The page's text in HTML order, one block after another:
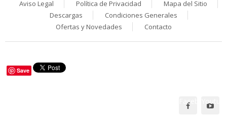
Aviso Legal Política de Privacidad
Mapa del Sitio
Descargas
Condiciones Generales
Ofertas y Novedades
Contacto
Save
Facebook